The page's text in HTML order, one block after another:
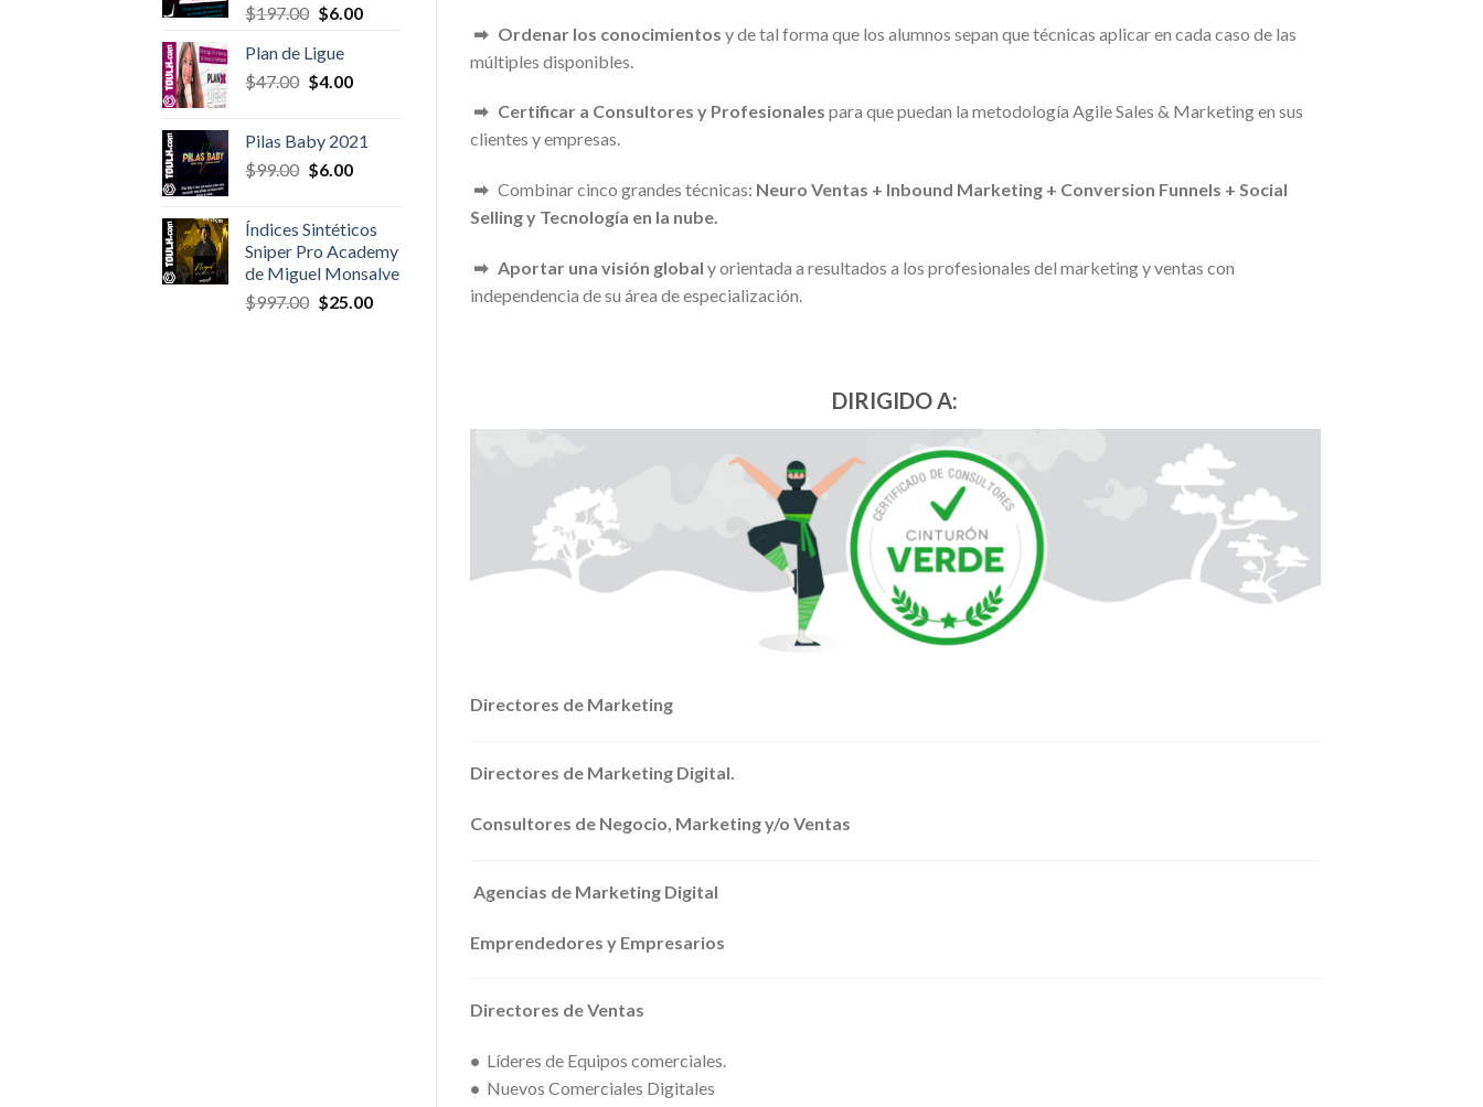
$197.00 Original
was:
$197.00.
$6.00Current
Plan de Ligue
$47.00 Original
$47.00.
$4.00Current
$4.00.
Pilas Baby 2021
$99.00 Original
$99.00.
$6.00Current
$6.00.
Índices Sintéticos
Sniper Pro Academy
de Miguel Monsalve
$997.00 Original
$25.00Current
➡ Ordenar los conocimientos y de tal forma que los alumnos sepan que técnicas aplicar en cada caso de las
múltiples disponibles.
➡ Certificar a Consultores y Profesionales para que puedan la metodología Agile Sales & Marketing en sus
clientes y empresas.
➡ Combinar cinco grandes técnicas: Neuro Ventas + Inbound Marketing + Conversion Funnels + Social
Selling y Tecnología en la nube.
➡ Aportar una visión global y orientada a resultados a los profesionales del marketing y ventas con
independencia de su área de especialización.
DIRIGIDO A:
Directores de Marketing
Directores de Marketing Digital.
Consultores de Negocio, Marketing y/o Ventas
Agencias de Marketing Digital
Emprendedores y Empresarios
Directores de Ventas
• Líderes de Equipos comerciales.
• Nuevos Comerciales Digitales